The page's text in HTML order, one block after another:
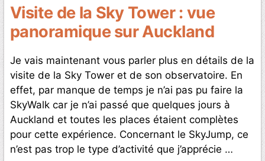
Visite de la Sky Tower : vue
panoramique sur Auckland
Je vais maintenant vous parler plus en détails de la
visite de la Sky Tower et de son observatoire. En
effet, par manque de temps je n’ai pas pu faire la
SkyWalk car je n’ai passé que quelques jours à
Auckland et toutes les places étaient complètes
pour cette expérience. Concernant le SkyJump, ce
n’est pas trop le type d’activité que j’apprécie …